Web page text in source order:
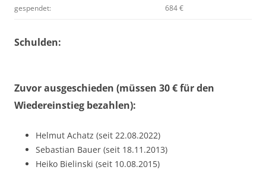
gespendet: 684 €
Schulden:
Zuvor ausgeschieden (müssen 30 € für den
Wiedereinstieg bezahlen):
Helmut Achatz (seit 22.08.2022)
Sebastian Bauer (seit 18.11.2013)
Heiko Bielinski (seit 10.08.2015)